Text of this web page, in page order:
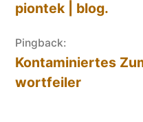
piontek | blog.
Pingback:
Kontaminiertes
wortfeiler